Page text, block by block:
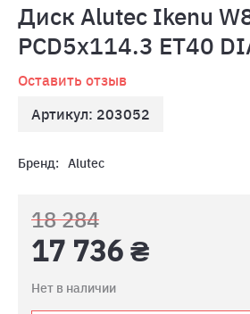
Диск Alutec Ikenu
PCD5x114.3 ET40
Оставить отзыв
Артикул: 203052
Бренд: Alutec
18 284
17 736 ₴
Нет в наличии